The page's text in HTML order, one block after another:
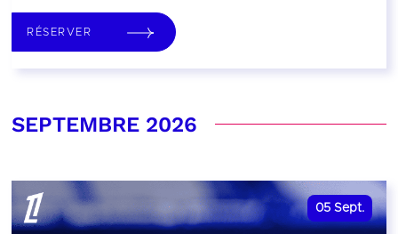
RÉSERVER
SEPTEMBRE 2026
05 Sept.